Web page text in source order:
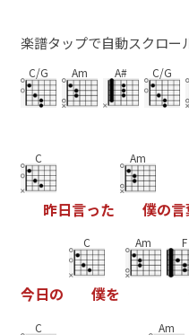
楽譜タップで自動スクロー
C/G Am A# C/G
C
昨日言った
Am
僕の言
今日の
C
僕を
Am F
C Am